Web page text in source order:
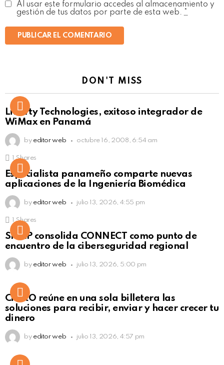
Al usar este formulario accedes al almacenamiento y
gestión de tus datos por parte de esta web.
DON'T MISS
Liberty Technologies, exitoso integrador de
WiMax en Panamá
by editor web octubre 16, 2008, 6:54 am
Click to view this post
Shares
Especialista panameño comparte nuevas
aplicaciones de la Ingeniería Biomédica
by editor web julio 13, 2026, 4:55 pm
Click to view this post
Shares
SISAP consolida CONNECT como punto de
encuentro de la ciberseguridad regional
by editor web julio 13, 2026, 5:00 pm
Not Safe For Work
Click to view this post
CiNKO reúne en una sola billetera las
soluciones para recibir, enviar y hacer crecer tu
dinero
by editor web julio 13, 2026, 4:57 pm